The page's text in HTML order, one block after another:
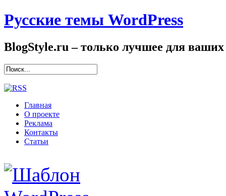
Русские темы WordPress
BlogStyle.ru – только лучшее для ваших
Главная
О проекте
Реклама
Контакты
Статьи